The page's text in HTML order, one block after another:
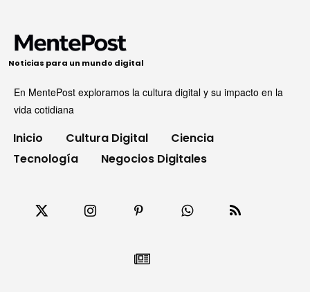
Noticias para un mundo digital
En MentePost exploramos la cultura digital y su impacto en la
vida cotidiana
Inicio Cultura Digital
Ciencia
Tecnología
Negocios Digitales